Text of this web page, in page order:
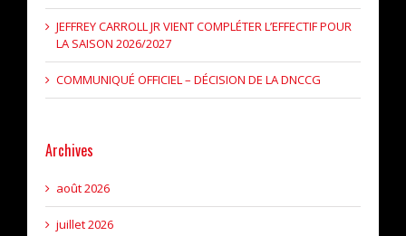
JEFFREY CARROLL JR VIENT COMPLÉTER L’EFFECTIF POUR
LA SAISON 2026/2027
COMMUNIQUÉ OFFICIEL – DÉCISION DE LA DNCCG
Archives
août 2026
juillet 2026